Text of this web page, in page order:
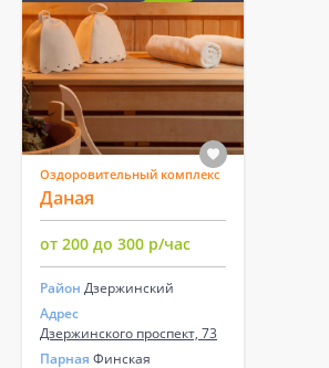
Оздоровительный комплекс
Даная
от 200 до 300 р/час
Район Дзержинский
Адрес
Дзержинского проспект, 73
Парная Финская